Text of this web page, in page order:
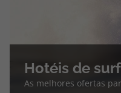
Hotéis de
As melhores ofertas